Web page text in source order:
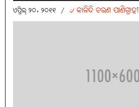
ଏପ୍ରିଲ୍ ୨୦, ୨୦୧୧ / ୰ କାଳିନ୍ଦି ଚରଣ ପାଣିଗ୍ରାହୀ